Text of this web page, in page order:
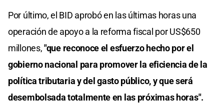
Por último, el BID aprobó en las últimas horas una
operación de apoyo a la reforma fiscal por US$650
millones,"que reconoce el esfuerzo hecho por el
gobierno nacional para promover la eficiencia de la
política tributaria y del gasto público, y que será
desembolsada totalmente en las próximas horas".